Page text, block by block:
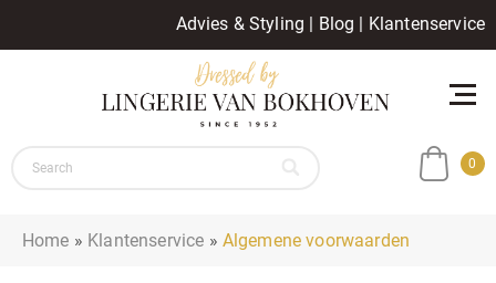
Advies & Styling | Blog | Klantenservice
0
Home » Klantenservice » Algemene voorwaarden